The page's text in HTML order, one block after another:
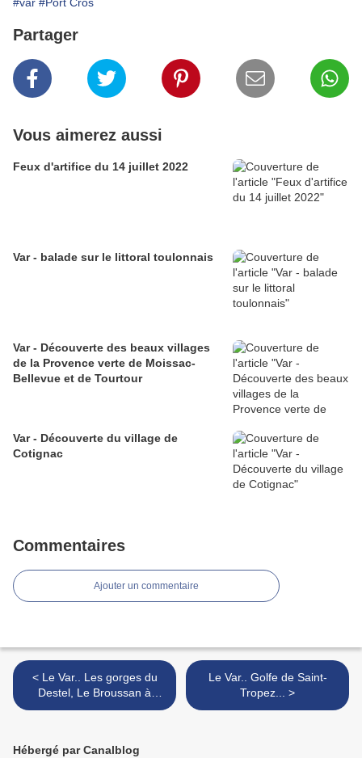
Partager
Vous aimerez aussi
Feux d'artifice du 14 juillet 2022
Var - balade sur le littoral toulonnais
Var - Découverte des beaux villages
de la Provence verte de Moissac-
Bellevue et de Tourtour
Var - Découverte du village de
Cotignac
Commentaires
Ajouter un commentaire
< Le Var.. Les gorges du
Destel, Le Broussan à
Evenos...
Le Var.. Golfe de Saint-
Tropez... >
Hébergé par Canalblog